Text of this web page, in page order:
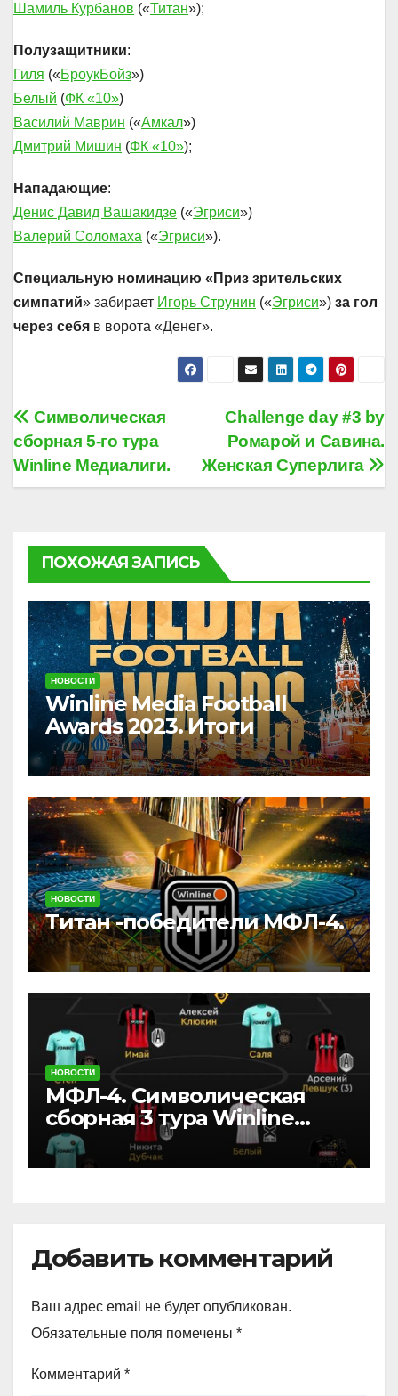
Шамиль Курбанов («Титан»);
Полузащитники:
Гиля («БроукБойз»)
Белый (ФК «10»)
Василий Маврин («Амкал»)
Дмитрий Мишин (ФК «10»);
Нападающие:
Денис Давид Вашакидзе («Эгриси»)
Валерий Соломаха («Эгриси»).
Специальную номинацию «Приз зрительских
симпатий» забирает Игорь Струнин («Эгриси») за гол
через себя в ворота «Денег».
Навигация
по
записям
Challenge day #3 by
Ромарой и Савина.
Женская Суперлига
Символическая
сборная 5-го тура
Winline Медиалиги.
ПОХОЖАЯ ЗАПИСЬ
НОВОСТИ
Winline Media Football
Awards 2023. Итоги
НОВОСТИ
Титан -победители МФЛ-4.
НОВОСТИ
МФЛ-4. Символическая
сборная 3 тура Winline
Медиалиги.
Добавить комментарий
Ваш адрес email не будет опубликован.
Обязательные поля помечены *
Комментарий *